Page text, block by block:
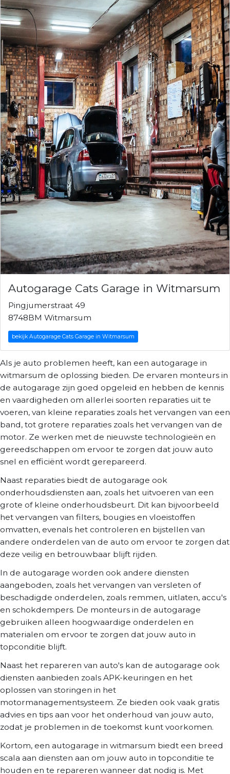
Autogarage Cats Garage in Witmarsum
Pingjumerstraat 49
8748BM Witmarsum
bekijk Autogarage Cats Garage in Witmarsum
Als je auto problemen heeft, kan een autogarage in
witmarsum de oplossing bieden. De ervaren monteurs in
de autogarage zijn goed opgeleid en hebben de kennis
en vaardigheden om allerlei soorten reparaties uit te
voeren, van kleine reparaties zoals het vervangen van een
band, tot grotere reparaties zoals het vervangen van de
motor. Ze werken met de nieuwste technologieën en
gereedschappen om ervoor te zorgen dat jouw auto
snel en efficiënt wordt gerepareerd.
Naast reparaties biedt de autogarage ook
onderhoudsdiensten aan, zoals het uitvoeren van een
grote of kleine onderhoudsbeurt. Dit kan bijvoorbeeld
het vervangen van filters, bougies en vloeistoffen
omvatten, evenals het controleren en bijstellen van
andere onderdelen van de auto om ervoor te zorgen dat
deze veilig en betrouwbaar blijft rijden.
In de autogarage worden ook andere diensten
aangeboden, zoals het vervangen van versleten of
beschadigde onderdelen, zoals remmen, uitlaten, accu's
en schokdempers. De monteurs in de autogarage
gebruiken alleen hoogwaardige onderdelen en
materialen om ervoor te zorgen dat jouw auto in
topconditie blijft.
Naast het repareren van auto's kan de autogarage ook
diensten aanbieden zoals APK-keuringen en het
oplossen van storingen in het
motormanagementsysteem. Ze bieden ook vaak gratis
advies en tips aan voor het onderhoud van jouw auto,
zodat je problemen in de toekomst kunt voorkomen.
Kortom, een autogarage in witmarsum biedt een breed
scala aan diensten aan om jouw auto in topconditie te
houden en te repareren wanneer dat nodig is. Met